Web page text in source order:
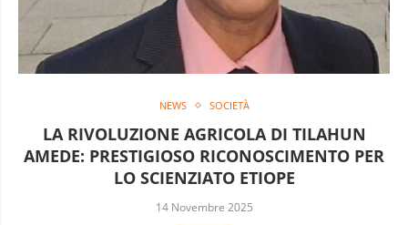
NEWS SOCIETÀ
LA RIVOLUZIONE AGRICOLA DI TILAHUN
AMEDE: PRESTIGIOSO RICONOSCIMENTO PER
LO SCIENZIATO ETIOPE
14 Novembre 2025